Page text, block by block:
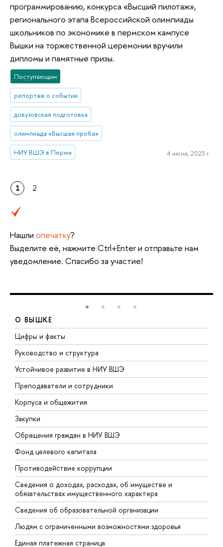
программированию, конкурса «Высший пилотаж»,
регионального этапа Всероссийской олимпиады
школьников по экономике в пермском кампусе
Вышки на торжественной церемонии вручили
дипломы и памятные призы.
Поступающим
репортаж о событии
довузовская подготовка
олимпиада «Высшая проба»
НИУ ВШЭ в Перми 4 июня, 2023 г.
1 2
Нашли опечатку?
Выделите её, нажмите Ctrl+Enter и отправьте нам
уведомление. Спасибо за участие!
О ВЫШКЕ
Цифры и факты
Руководство и структура
Устойчивое развитие в НИУ ВШЭ
Преподаватели и сотрудники
Корпуса и общежития
Закупки
Обращения граждан в НИУ ВШЭ
Фонд целевого капитала
Противодействие коррупции
Сведения о доходах, расходах, об имуществе и
обязательствах имущественного характера
Сведения об образовательной организации
Людям с ограниченными возможностями здоровья
Единая платежная страница